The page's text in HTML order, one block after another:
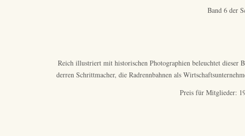
Band 6 der
Reich illustriert mit historischen Photographien beleuchtet dieser
derren Schrittmacher, die Radrennbahnen als
Preis für Mitglieder: